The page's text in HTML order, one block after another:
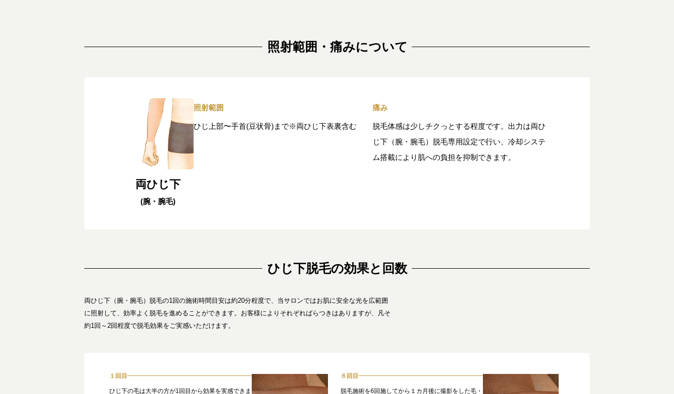
照射範囲・痛みについて
両ひじ下
(腕・腕毛)
照射範囲
ひじ上部〜手首(豆状骨)まで※両ひじ下表裏含む
痛み
脱毛体感は少しチクっとする程度です。出力は両ひ
じ下（腕・腕毛）脱毛専用設定で行い、冷却システ
ム搭載により肌への負担を抑制できます。
ひじ下脱毛の効果と回数
両ひじ下（腕・腕毛）脱毛の1回の施術時間目安は約20分程度で、当サロンではお肌に安全な光を広範囲
に照射して、効率よく脱毛を進めることができます。お客様によりそれぞればらつきはありますが、凡そ
約1回～2回程度で脱毛効果をご実感いただけます。
１回目
ひじ下の毛は大半の方が1回目から効果を実感できま
６回目
脱毛施術を6回施してから１カ月後に撮影をした毛・